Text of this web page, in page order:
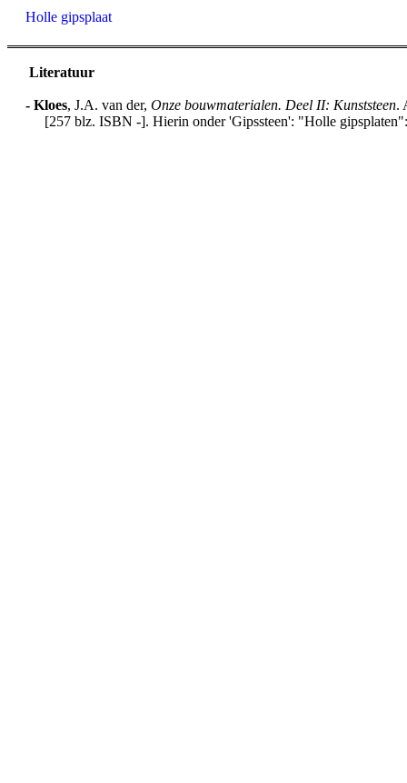
Holle gipsplaat
Literatuur
- Kloes, J.A. van der, Onze bouwmaterialen. Deel II: Kunststeen.
[257 blz. ISBN -]. Hierin onder 'Gipssteen': "Holle